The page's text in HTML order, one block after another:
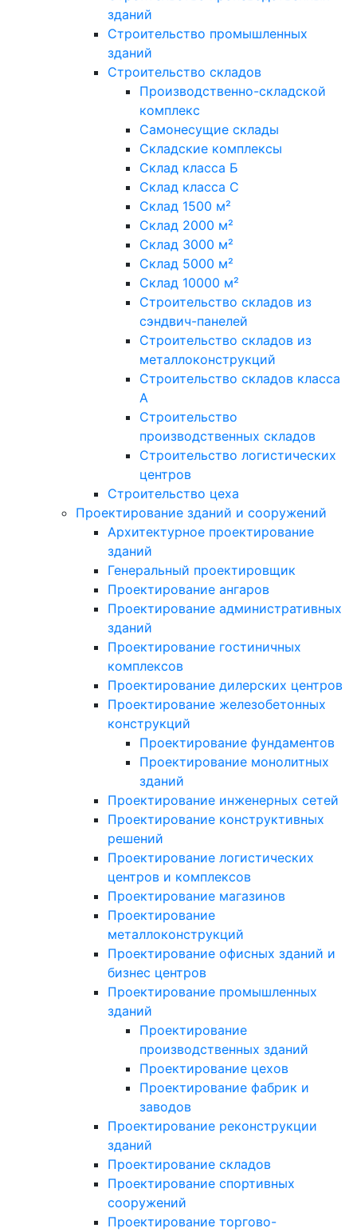
зданий
Строительство промышленных
зданий
Строительство складов
Производственно-складской
комплекс
Самонесущие склады
Складские комплексы
Склад класса Б
Склад класса С
Склад 1500 м²
Склад 2000 м²
Склад 3000 м²
Склад 5000 м²
Склад 10000 м²
Строительство складов из
сэндвич-панелей
Строительство складов из
металлоконструкций
Строительство складов класса
А
Строительство
производственных складов
Строительство логистических
центров
Строительство цеха
Проектирование зданий и сооружений
Архитектурное проектирование
зданий
Генеральный проектировщик
Проектирование ангаров
Проектирование административных
зданий
Проектирование гостиничных
комплексов
Проектирование дилерских центров
Проектирование железобетонных
конструкций
Проектирование фундаментов
Проектирование монолитных
зданий
Проектирование инженерных сетей
Проектирование конструктивных
решений
Проектирование логистических
центров и комплексов
Проектирование магазинов
Проектирование
металлоконструкций
Проектирование офисных зданий и
бизнес центров
Проектирование промышленных
зданий
Проектирование
производственных зданий
Проектирование цехов
Проектирование фабрик и
заводов
Проектирование реконструкции
зданий
Проектирование складов
Проектирование спортивных
сооружений
Проектирование торгово-